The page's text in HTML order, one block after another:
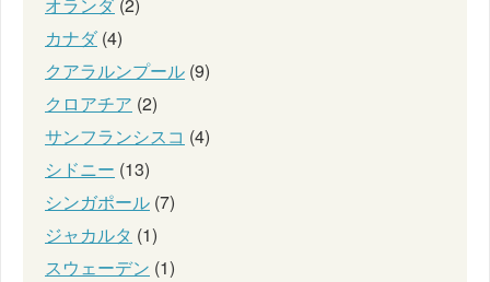
カナダ(4)
クアラルンプール (9)
クロアチア (2)
サンフランシスコ (4)
シドニー (13)
シンガポール (7)
ジャカルタ (1)
スウェーデン (1)